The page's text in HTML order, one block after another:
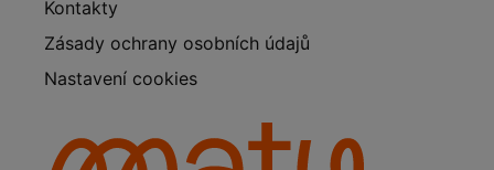
Kontakty
Zásady ochrany osobních údajů
Nastavení cookies